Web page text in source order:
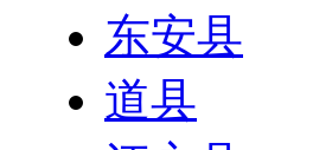
东安县
道县